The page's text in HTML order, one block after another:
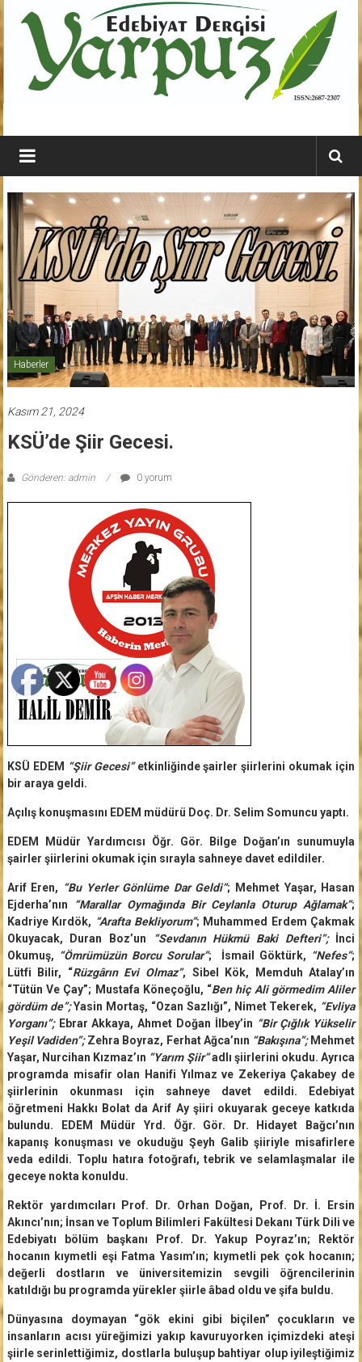
geç
YARPUZ
Edebiyat
Dergisi
Kahramanmaraş'ın
En
Etkili
Edebiyat
Dergisi
Haberler
Kasım 21, 2024
KSÜ’de Şiir Gecesi.
Gönderen: admin 0 yorum
KSÜ EDEM “Şiir Gecesi”etkinliğinde şairler şiirlerini okumak için
bir araya geldi.
Açılış konuşmasını EDEM müdürü Doç. Dr. Selim Somuncu yaptı.
EDEM Müdür Yardımcısı Öğr. Gör. Bilge Doğan’ın sunumuyla
şairler şiirlerini okumak için sırayla sahneye davet edildiler.
Arif Eren, “Bu Yerler Gönlüme Dar Geldi”; Mehmet Yaşar, Hasan
Ejderha’nın
“Marallar Oymağında Bir Ceylanla Oturup Ağlamak”;
Kadriye Kırdök, “Arafta Bekliyorum”; Muhammed Erdem Çakmak
Okuyacak, Duran Boz’un
“Sevdanın Hükmü Baki Defteri”;İnci
Okumuş, “Ömrümüzün Borcu Sorular”; İsmail Göktürk, “Nefes”;
Lütfi Bilir, “Rüzgârın Evi Olmaz”, Sibel Kök, Memduh Atalay’ın
“Tütün Ve Çay”; Mustafa Köneçoğlu, “Ben hiç Ali görmedim Aliler
gördüm de”;Yasin Mortaş, “Ozan Sazlığı”, Nimet Tekerek, “Evliya
Yorganı”; Ebrar Akkaya, Ahmet Doğan İlbey’in “Bir Çığlık Yükselir
Yeşil Vadiden”;Zehra Boyraz, Ferhat Ağca’nın “Bakışına”;Mehmet
Yaşar, Nurcihan Kızmaz’ın “Yarım Şiir”adlı şiirlerini okudu. Ayrıca
programda misafir olan Hanifi Yılmaz ve Zekeriya Çakabey de
şiirlerinin okunması için sahneye davet edildi. Edebiyat
öğretmeni Hakkı Bolat da Arif Ay şiiri okuyarak geceye katkıda
bulundu. EDEM Müdür Yrd. Öğr. Gör. Dr. Hidayet Bağcı’nın
kapanış konuşması ve okuduğu Şeyh Galib şiiriyle misafirlere
veda edildi. Toplu hatıra fotoğrafı, tebrik ve selamlaşmalar ile
geceye nokta konuldu.
Rektör yardımcıları Prof. Dr. Orhan Doğan, Prof. Dr. İ. Ersin
Akıncı’nın; İnsan ve Toplum Bilimleri Fakültesi Dekanı Türk Dili ve
Edebiyatı bölüm başkanı Prof. Dr. Yakup Poyraz’ın; Rektör
hocanın kıymetli eşi Fatma Yasım’ın; kıymetli pek çok hocanın;
değerli dostların ve üniversitemizin sevgili öğrencilerinin
katıldığı bu programda yürekler şiirle âbad oldu ve şifa buldu.
Dünyasına doymayan “gök ekini gibi biçilen” çocukların ve
insanların acısı yüreğimizi yakıp kavuruyorken içimizdeki ateşi
şiirle serinlettiğimiz, dostlarla buluşup bahtiyar olup iyileştiğimiz